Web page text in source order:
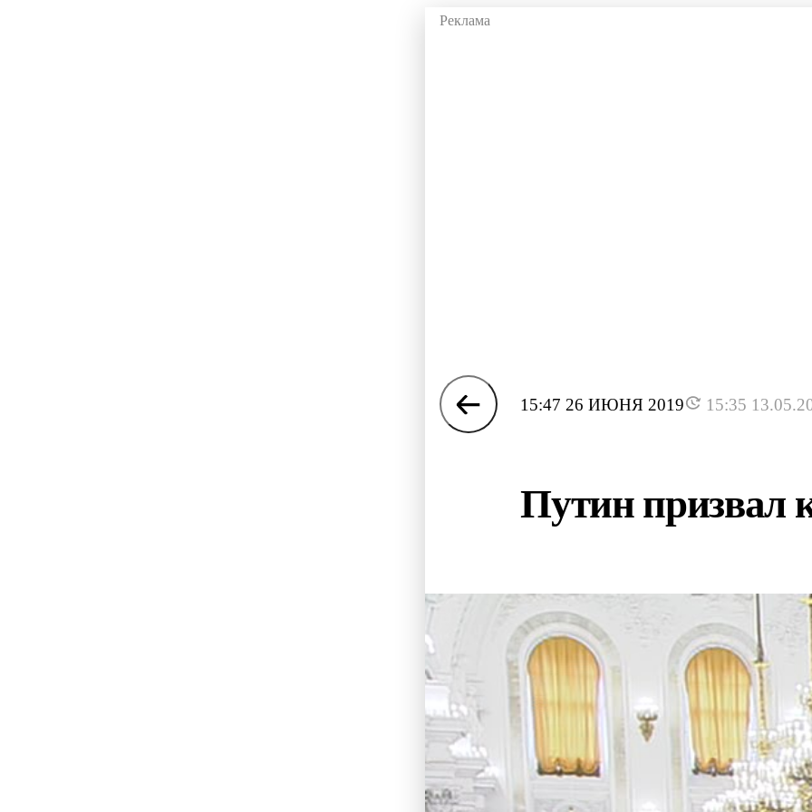
15:47 26 ИЮНЯ 2019 15:35
Путин призвал